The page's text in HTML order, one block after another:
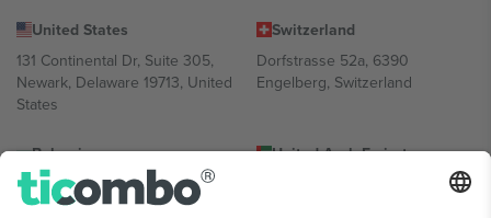
United States
131 Continental Dr, Suite 305,
Newark, Delaware 19713, United
States
Switzerland
Dorfstrasse 52a, 6390
Engelberg, Switzerland
Bulgaria
Regus Sofia City West, bul
Totleben 53-55, 1606 Sofia,
United Arab Emirates
UAE Dubai Silicon Oasis, DDP